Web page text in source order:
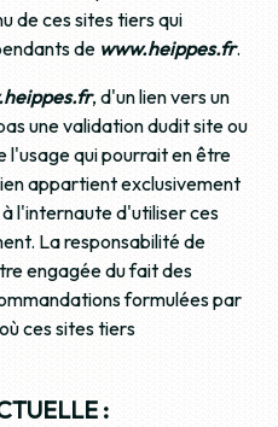
de ces sites tiers qui
de www.heippes.fr.
, d'un lien vers un
une validation dudit site ou
l'usage qui pourrait en être
appartient exclusivement
l'internaute d'utiliser ces
La responsabilité de
engagée du fait des
formulées par
ces sites tiers
: